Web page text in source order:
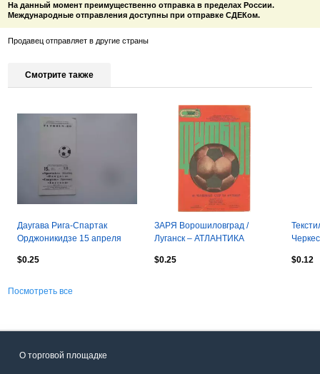
На данный момент преимущественно отправка в пределах России.
Международные отправления доступны при отправке СДЕКом.
Продавец отправляет в другие страны
Смотрите также
Даугава Рига-Спартак
Орджоникидзе 15 апреля
$0.25
ЗАРЯ Ворошиловград /
Луганск – АТЛАНТИКА
$0.25
$0.12
Посмотреть все
О торговой площадке